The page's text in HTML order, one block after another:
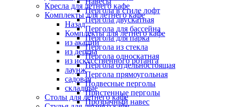
Пергола в стиле лофт
Пергола двускатная
Пергола для бассейна
Пергола для парка
Пергола из стекла
Пергола односкатная
Пергола отдельностоящая
Пергола прямоугольная
Подвесные перголы
Пристенные перголы
Прозрачный навес
Кресла для летнего кафе
Комплекты для летнего кафе
Назад
Комплекты для летнего кафе
из акации
из дерева
из искусственного ротанга
лаунж
садовая
складные
Столы для летнего кафе